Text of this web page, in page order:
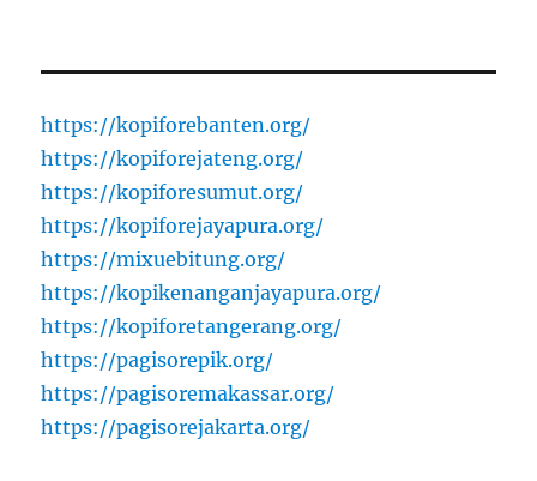
https://kopiforebanten.org/
https://kopiforejateng.org/
https://kopiforesumut.org/
https://kopiforejayapura.org/
https://mixuebitung.org/
https://kopikenanganjayapura.org/
https://kopiforetangerang.org/
https://pagisorepik.org/
https://pagisoremakassar.org/
https://pagisorejakarta.org/